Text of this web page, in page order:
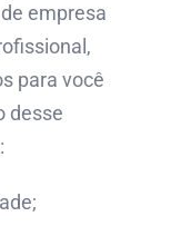
empresa
para você
desse